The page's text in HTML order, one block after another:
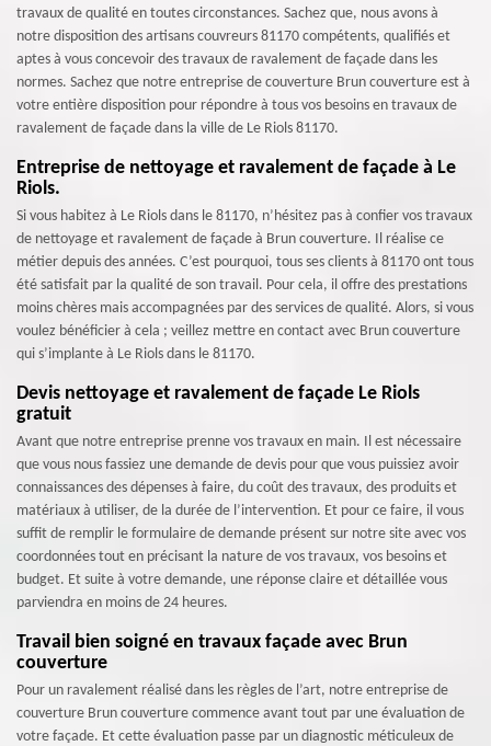
travaux de qualité en toutes circonstances. Sachez que, nous avons à
notre disposition des artisans couvreurs 81170 compétents, qualifiés et
aptes à vous concevoir des travaux de ravalement de façade dans les
normes. Sachez que notre entreprise de couverture Brun couverture est à
votre entière disposition pour répondre à tous vos besoins en travaux de
ravalement de façade dans la ville de Le Riols 81170.
Entreprise de nettoyage et ravalement de façade à Le
Riols.
Si vous habitez à Le Riols dans le 81170, n’hésitez pas à confier vos travaux
de nettoyage et ravalement de façade à Brun couverture. Il réalise ce
métier depuis des années. C’est pourquoi, tous ses clients à 81170 ont tous
été satisfait par la qualité de son travail. Pour cela, il offre des prestations
moins chères mais accompagnées par des services de qualité. Alors, si vous
voulez bénéficier à cela ; veillez mettre en contact avec Brun couverture
qui s’implante à Le Riols dans le 81170.
Devis nettoyage et ravalement de façade Le Riols
gratuit
Avant que notre entreprise prenne vos travaux en main. Il est nécessaire
que vous nous fassiez une demande de devis pour que vous puissiez avoir
connaissances des dépenses à faire, du coût des travaux, des produits et
matériaux à utiliser, de la durée de l’intervention. Et pour ce faire, il vous
suffit de remplir le formulaire de demande présent sur notre site avec vos
coordonnées tout en précisant la nature de vos travaux, vos besoins et
budget. Et suite à votre demande, une réponse claire et détaillée vous
parviendra en moins de 24 heures.
Travail bien soigné en travaux façade avec Brun
couverture
Pour un ravalement réalisé dans les règles de l’art, notre entreprise de
couverture Brun couverture commence avant tout par une évaluation de
votre façade. Et cette évaluation passe par un diagnostic méticuleux de